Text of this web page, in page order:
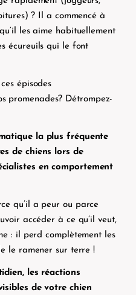
? Il a commencé à
les aime habituellement
écureuils qui le font
épisodes
promenades? Détrompez-
la plus fréquente
de chiens lors de
en comportement
qu’il a peur ou parce
accéder à ce qu’il veut,
: il perd complètement les
le ramener sur terre !
les réactions
de votre chien